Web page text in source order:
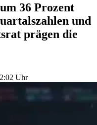
36 Prozent
und
prägen die
Uhr